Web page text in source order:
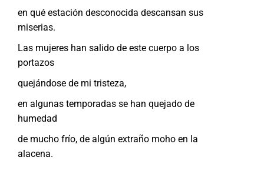
en qué estación desconocida descansan sus
miserias.
Las mujeres han salido de este cuerpo a los
portazos
quejándose de mi tristeza,
en algunas temporadas se han quejado de
humedad
de mucho frío, de algún extraño moho en la
alacena.